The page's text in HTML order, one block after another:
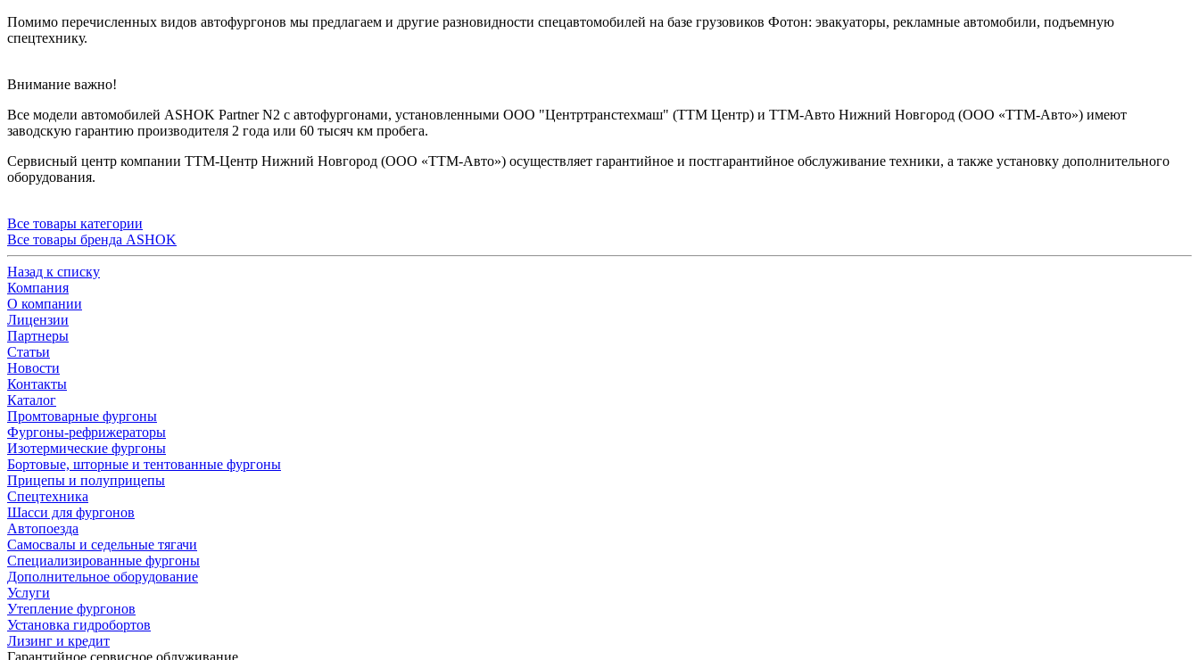
Помимо перечисленных видов автофургонов мы предлагаем и другие разновидности спецавтомобилей на базе грузовиков Фотон: эвакуаторы, рекламные автомобили, подъемную
спецтехнику.
Внимание важно!
Все модели автомобилей ASHOK Partner N2 с автофургонами, установленными ООО "Центртранстехмаш" (ТТМ Центр) и ТТМ-Авто Нижний Новгород (ООО «ТТМ-Авто») имеют
заводскую гарантию производителя 2 года или 60 тысяч км пробега.
Сервисный центр компании ТТМ-Центр Нижний Новгород (ООО «ТТМ-Авто») осуществляет гарантийное и постгарантийное обслуживание техники, а также установку дополнительного
оборудования.
Все товары категории
Все товары бренда ASHOK
Назад к списку
Компания
О компании
Лицензии
Партнеры
Статьи
Новости
Контакты
Каталог
Промтоварные фургоны
Фургоны-рефрижераторы
Изотермические фургоны
Бортовые, шторные и тентованные фургоны
Прицепы и полуприцепы
Спецтехника
Шасси для фургонов
Автопоезда
Самосвалы и седельные тягачи
Специализированные фургоны
Дополнительное оборудование
Услуги
Утепление фургонов
Установка гидробортов
Лизинг и кредит
Гарантийное сервисное облуживание